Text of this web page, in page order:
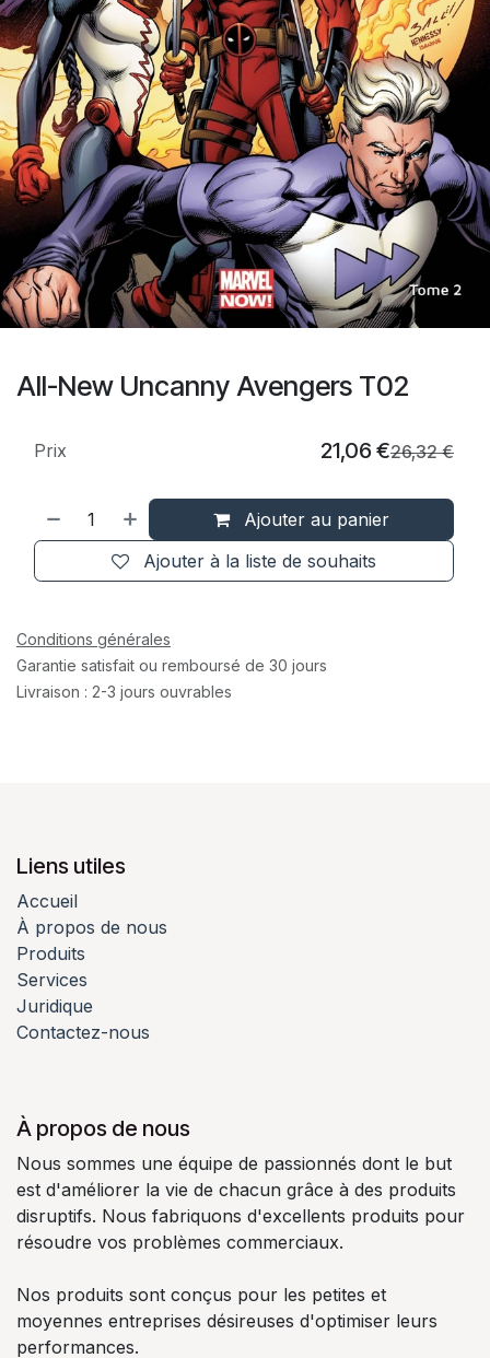
All-New Uncanny Avengers T02
Ajouter au panier
Ajouter à la liste de souhaits
Prix 21,06 €26,32€
Conditions générales
Garantie satisfait ou remboursé de 30 jours
Livraison : 2-3 jours ouvrables
Liens utiles
Accueil
À propos de nous
Produits
Services
Juridique
Contactez-nous
À propos de nous
Nous sommes une équipe de passionnés dont le but
est d'améliorer la vie de chacun grâce à des produits
disruptifs. Nous fabriquons d'excellents produits pour
résoudre vos problèmes commerciaux.
Nos produits sont conçus pour les petites et
moyennes entreprises désireuses d'optimiser leurs
performances.